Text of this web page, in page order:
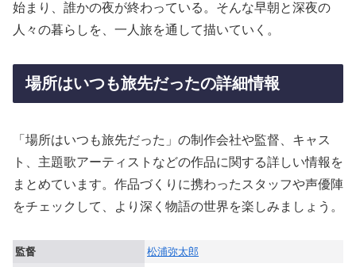
始まり、誰かの夜が終わっている。そんな早朝と深夜の
人々の暮らしを、一人旅を通して描いていく。
場所はいつも旅先だったの詳細情報
「場所はいつも旅先だった」の制作会社や監督、キャス
ト、主題歌アーティストなどの作品に関する詳しい情報を
まとめています。作品づくりに携わったスタッフや声優陣
をチェックして、より深く物語の世界を楽しみましょう。
監督
松浦弥太郎